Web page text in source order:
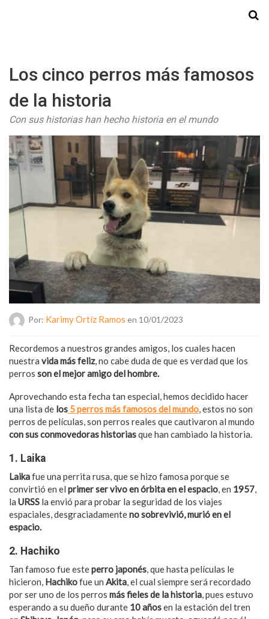
Los cinco perros más famosos
de la historia
Con sus historias han hecho historia en el mundo
Por: Karimy Ortíz Ramos en 10/01/2023
Recordemos a nuestros grandes amigos, los cuales hacen
nuestra vida más feliz, no cabe duda de que es verdad que los
perros son el mejor amigo del hombre.
Aprovechando esta fecha tan especial, hemos decidido hacer
una lista de los 5 perros más famosos del mundo, estos no son
perros de películas, son perros reales que cautivaron al mundo
con sus conmovedoras historiasque han cambiado la historia.
1. Laika
Laikafue una perrita rusa, que se hizo famosa porque se
convirtió en el primer ser vivo en órbita en el espacio, en 1957,
la URSS la envió para probar la seguridad de los viajes
espaciales, desgraciadamenteno sobrevivió, murió en el
espacio.
2. Hachiko
Tan famoso fue esteperro japonés, que hasta películas le
hicieron, Hachikofue un Akita, el cual siempre será recordado
por ser uno de los perros más fieles de la historia, pues estuvo
esperando a su dueño durante 10 añosen la estación del tren